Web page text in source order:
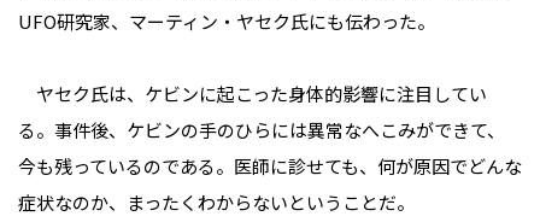
UFO研究家、マーティン・ヤセク氏にも伝わった。
ヤセク氏は、ケビンに起こった身体的影響に注目してい
る。事件後、ケビンの手のひらには異常なへこみができて、
今も残っているのである。医師に診せても、何が原因でどんな
症状なのか、まったくわからないということだ。